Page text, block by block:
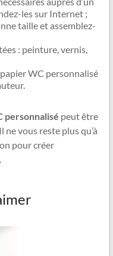
les sur Internet ;
taille et assemblez-
: peinture, vernis,
WC personnalisé
personnalisé peut être
vous reste plus qu’à
pour créer